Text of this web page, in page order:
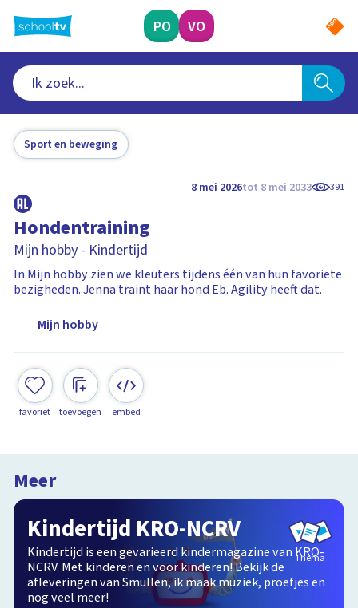
naar
hoofdinhoud
PO VO
Sport en beweging
8 mei 2026tot 8 mei 2033 391
Hondentraining
Mijn hobby - Kindertijd
In Mijn hobby zien we kleuters tijdens één van hun favoriete
bezigheden. Jenna traint haar hond Eb. Agility heeft dat.
Mijn hobby
favoriet toevoegen embed
Meer
Kindertijd KRO-NCRV
Kindertijd is een gevarieerd kindermagazine van KRO-
NCRV. Met kinderen en voor kinderen! Bekijk de
afleveringen van Smullen, ik maak muziek, proefjes en
nog veel meer!
Thema